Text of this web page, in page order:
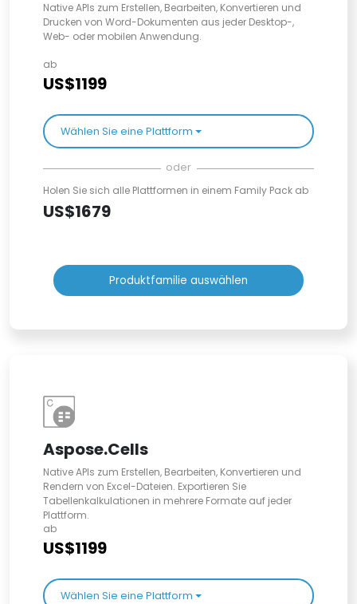
Native APIs zum Erstellen, Bearbeiten, Konvertieren und
Drucken von Word-Dokumenten aus jeder Desktop-,
Web- oder mobilen Anwendung.
ab
US$1199
Wählen Sie eine Plattform
oder
Holen Sie sich alle Plattformen in einem Family Pack ab
US$1679
Produktfamilie auswählen
Aspose.Cells
Native APIs zum Erstellen, Bearbeiten, Konvertieren und
Rendern von Excel-Dateien. Exportieren Sie
Tabellenkalkulationen in mehrere Formate auf jeder
Plattform.
ab
US$1199
Wählen Sie eine Plattform